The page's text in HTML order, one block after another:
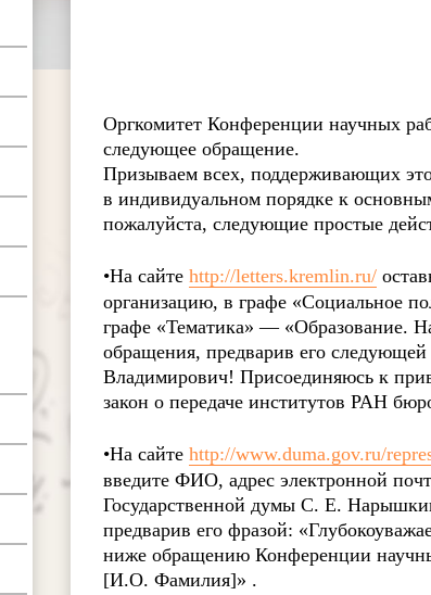
Оргкомитет Конференции научных
следующее обращение.
Призываем всех, поддерживающих
в индивидуальном порядке к
пожалуйста, следующие простые
•На сайтеhttp://letters.kremlin.ru/
организацию, в графе «Социальное
графе «Тематика» — «Образование.
обращения, предварив его
Владимирович! Присоединяюсь к
закон о передаче институтов РАН
•На сайтеhttp://www.duma.gov.ru/
введите ФИО, адрес электронной
Государственной думы С. Е.
предварив его фразой:
ниже обращению Конференции
[И.О. Фамилия]» .